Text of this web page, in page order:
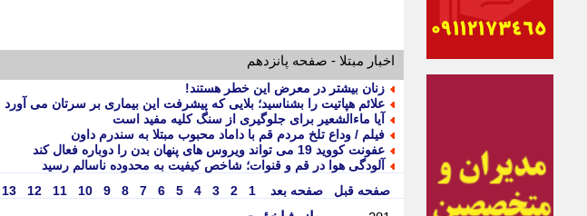
اخبار مبتلا - صفحه پانزدهم
زنان بیشتر در معرض این خطر هستند!
علائم هپاتیت را بشناسید؛ بلایی که پیشرفت این بیماری بر سرتان می آورد
آیا ماءالشعیر برای جلوگیری از سنگ کلیه مفید است
فیلم / وداع تلخ مردم قم با داماد محبوب مبتلا به سندرم داون
عفونت کووید 19 می تواند ویروس های پنهان بدن را دوباره فعال کند
آلودگی هوا در قم و قنوات؛ شاخص کیفیت به محدوده ناسالم رسید
صفحه قبل
صفحه بعد 1
2
3
4
5
6
7
8
9
10
11
12
13